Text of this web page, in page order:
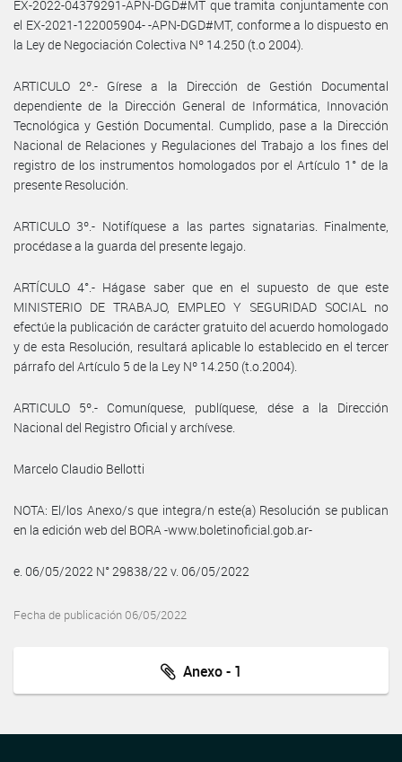
EX-2022-04379291-APN-DGD#MT que tramita conjuntamente con
el EX-2021-122005904- -APN-DGD#MT, conforme a lo dispuesto en
la Ley de Negociación Colectiva Nº 14.250 (t.o 2004).
ARTICULO 2º.- Gírese a la Dirección de Gestión Documental
dependiente de la Dirección General de Informática, Innovación
Tecnológica y Gestión Documental. Cumplido, pase a la Dirección
Nacional de Relaciones y Regulaciones del Trabajo a los fines del
registro de los instrumentos homologados por el Artículo 1° de la
presente Resolución.
ARTICULO 3º.- Notifíquese a las partes signatarias. Finalmente,
procédase a la guarda del presente legajo.
ARTÍCULO 4°.- Hágase saber que en el supuesto de que este
MINISTERIO DE TRABAJO, EMPLEO Y SEGURIDAD SOCIAL no
efectúe la publicación de carácter gratuito del acuerdo homologado
y de esta Resolución, resultará aplicable lo establecido en el tercer
párrafo del Artículo 5 de la Ley Nº 14.250 (t.o.2004).
ARTICULO 5º.- Comuníquese, publíquese, dése a la Dirección
Nacional del Registro Oficial y archívese.
Marcelo Claudio Bellotti
NOTA: El/los Anexo/s que integra/n este(a) Resolución se publican
en la edición web del BORA -www.boletinoficial.gob.ar-
e. 06/05/2022 N° 29838/22 v. 06/05/2022
Fecha de publicación 06/05/2022
Anexo - 1